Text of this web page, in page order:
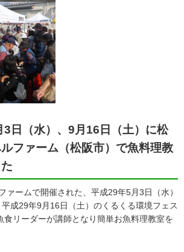
3日（水）、9月16日（土）に松
ファーム（松阪市）で魚料理教
ームで開催された、平成29年5月3日（水）
成29年9月16日（土）のくるくる環境フェス
食リーダーが講師となり簡単お魚料理教室を